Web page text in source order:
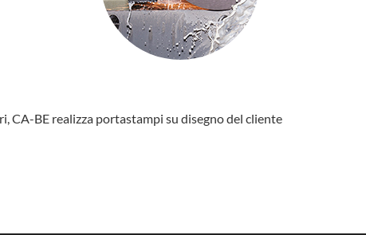
CA-BE realizza portastampi su disegno del cliente